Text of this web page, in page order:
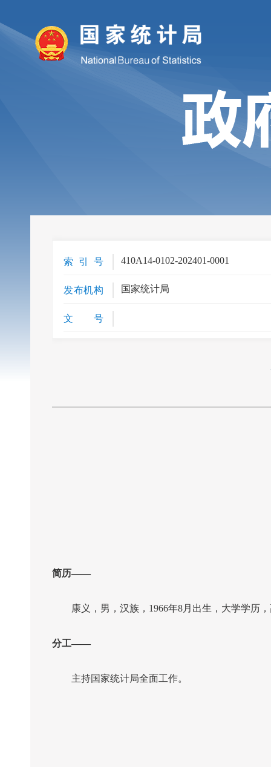
索 引 号 410A14-0102-202401-0001
发布机构 国家统计局
文 号
简历——
康义，男，汉族，1966年8月出生，大学学历
分工——
主持国家统计局全面工作。